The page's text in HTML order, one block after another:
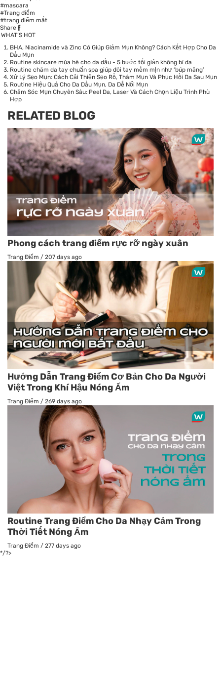
#mascara
#Trang điểm
#trang điểm mắt
Share
WHAT’S HOT
BHA, Niacinamide và Zinc Có Giúp Giảm Mụn Không? Cách Kết Hợp Cho Da
Dầu Mụn
Routine skincare mùa hè cho da dầu - 5 bước tối giản không bí da
Routine chăm da tay chuẩn spa giúp đôi tay mềm mịn như ‘búp măng’
Xử Lý Sẹo Mụn: Cách Cải Thiện Sẹo Rỗ, Thâm Mụn Và Phục Hồi Da Sau Mụn
Routine Hiệu Quả Cho Da Dầu Mụn, Da Dễ Nổi Mụn
Chăm Sóc Mụn Chuyên Sâu: Peel Da, Laser Và Cách Chọn Liệu Trình Phù
Hợp
RELATED BLOG
Phong cách trang điểm rực rỡ ngày xuân
Trang Điểm / 207 days ago
Hướng Dẫn Trang Điểm Cơ Bản Cho Da Người
Việt Trong Khí Hậu Nóng Ẩm
Trang Điểm / 269 days ago
Routine Trang Điểm Cho Da Nhạy Cảm Trong
Thời Tiết Nóng Ẩm
Trang Điểm / 277 days ago
*/?>